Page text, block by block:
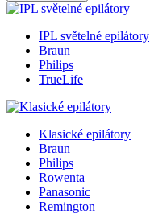
IPL světelné epilátory
Braun
Philips
TrueLife
Klasické epilátory
Braun
Philips
Rowenta
Panasonic
Remington